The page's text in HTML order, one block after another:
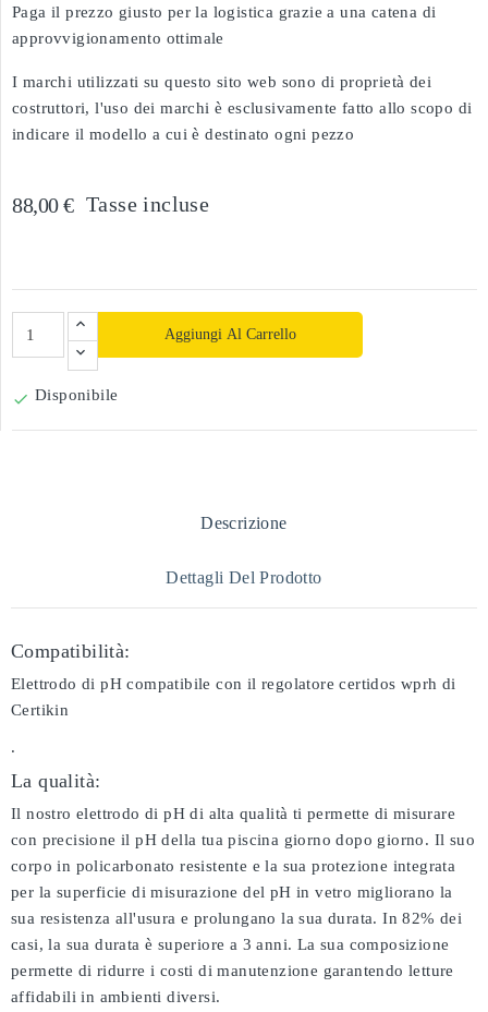
Paga il prezzo giusto per la logistica grazie a una catena di
approvvigionamento ottimale
I marchi utilizzati su questo sito web sono di proprietà dei
costruttori, l'uso dei marchi è esclusivamente fatto allo scopo di
indicare il modello a cui è destinato ogni pezzo
88,00 € Tasse incluse
Aggiungi Al Carrello
 Disponibile
Descrizione
Dettagli Del Prodotto
Compatibilità:
Elettrodo di pH compatibile con il regolatore certidos wprh di
Certikin
.
La qualità:
Il nostro elettrodo di pH di alta qualità ti permette di misurare
con precisione il pH della tua piscina giorno dopo giorno. Il suo
corpo in policarbonato resistente e la sua protezione integrata
per la superficie di misurazione del pH in vetro migliorano la
sua resistenza all'usura e prolungano la sua durata. In 82% dei
casi, la sua durata è superiore a 3 anni. La sua composizione
permette di ridurre i costi di manutenzione garantendo letture
affidabili in ambienti diversi.